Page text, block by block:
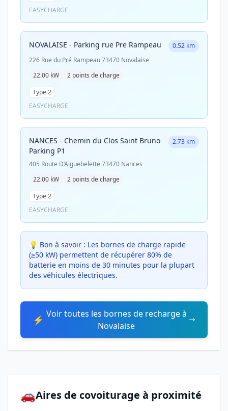
EASYCHARGE
NOVALAISE - Parking rue Pre Rampeau
0.52 km
226 Rue du Pré Rampeau 73470 Novalaise
22.00 kW
2 points de charge
Type 2
EASYCHARGE
NANCES - Chemin du Clos Saint Bruno
Parking P1
2.73 km
405 Route D’Aiguebelette 73470 Nances
22.00 kW
2 points de charge
Type 2
EASYCHARGE
💡 Bon à savoir : Les bornes de charge rapide
(≥50 kW) permettent de récupérer 80% de
batterie en moins de 30 minutes pour la plupart
des véhicules électriques.
⚡ Voir toutes les bornes de recharge à
Novalaise
🚗Aires de covoiturage à proximité